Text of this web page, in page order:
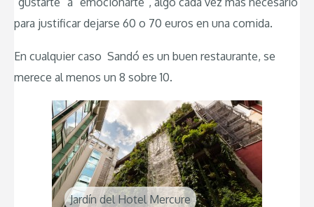
para justificar dejarse 60 o 70 euros en una comida.
En cualquier caso Sandó es un buen restaurante, se
merece al menos un 8 sobre 10.
Jardín del Hotel Mercure